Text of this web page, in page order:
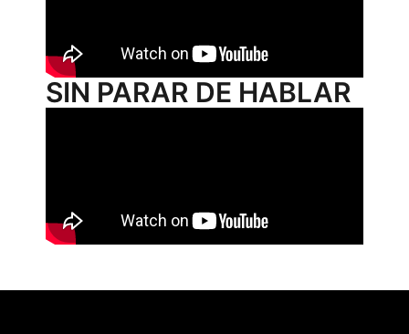
SIN PARAR DE HABLAR